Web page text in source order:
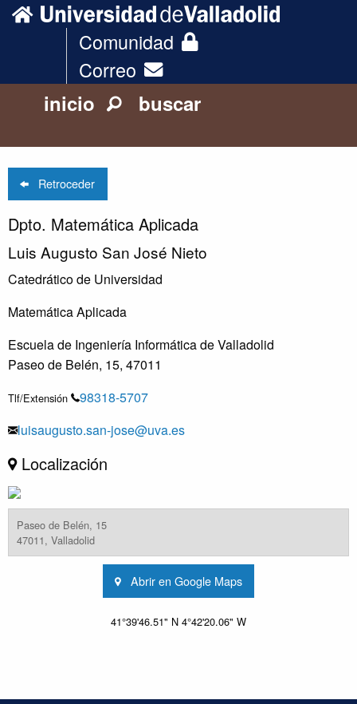
Comunidad
Correo
inicio
buscar
Retroceder
Dpto. Matemática Aplicada
Luis Augusto San José Nieto
Catedrático de Universidad
Matemática Aplicada
Escuela de Ingeniería Informática de Valladolid
Paseo de Belén, 15, 47011
Tlf/Extensión
98318-5707
luisaugusto.san-jose@uva.es
Localización
Paseo de Belén, 15
47011, Valladolid
Abrir en Google Maps
41°39'46.51" N 4°42'20.06" W